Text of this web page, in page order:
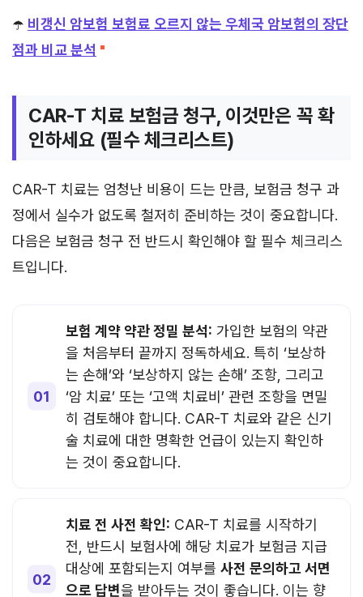
☂️ 비갱신 암보험 보험료 오르지 않는 우체국 암보험의 장단
점과 비교 분석
CAR-T 치료 보험금 청구, 이것만은 꼭 확
인하세요 (필수 체크리스트)
CAR-T 치료는 엄청난 비용이 드는 만큼, 보험금 청구 과
정에서 실수가 없도록 철저히 준비하는 것이 중요합니다.
다음은 보험금 청구 전 반드시 확인해야 할 필수 체크리스
트입니다.
보험 계약 약관 정밀 분석: 가입한 보험의 약관
을 처음부터 끝까지 정독하세요. 특히 ‘보상하
는 손해’와 ‘보상하지 않는 손해’ 조항, 그리고
‘암 치료’ 또는 ‘고액 치료비’ 관련 조항을 면밀
히 검토해야 합니다. CAR-T 치료와 같은 신기
술 치료에 대한 명확한 언급이 있는지 확인하
는 것이 중요합니다.
치료 전 사전 확인: CAR-T 치료를 시작하기
전, 반드시 보험사에 해당 치료가 보험금 지급
대상에 포함되는지 여부를 사전 문의하고 서면
으로 답변을 받아두는 것이 좋습니다. 이는 향